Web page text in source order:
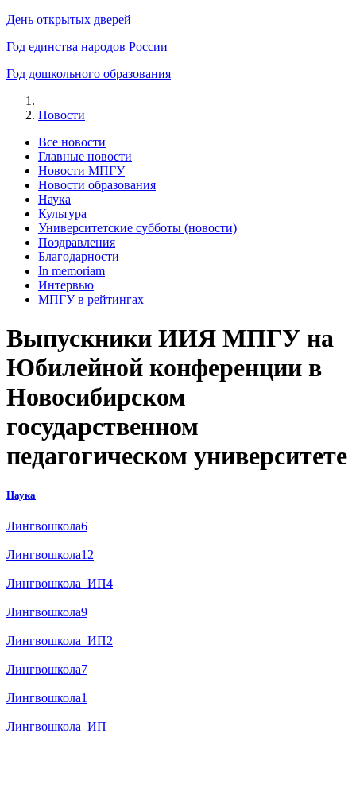
День открытых дверей
Год единства народов России
Год дошкольного образования
Новости
Все новости
Главные новости
Новости МПГУ
Новости образования
Наука
Культура
Университетские субботы (новости)
Поздравления
Благодарности
In memoriam
Интервью
МПГУ в рейтингах
Выпускники ИИЯ МПГУ на
Юбилейной конференции в
Новосибирском
государственном
педагогическом университете
Наука
Лингвошкола6
Лингвошкола12
Лингвошкола_ИП4
Лингвошкола9
Лингвошкола_ИП2
Лингвошкола7
Лингвошкола1
Лингвошкола_ИП